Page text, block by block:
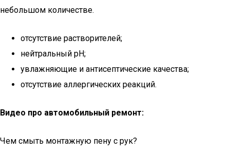
небольшом количестве.
отсутствие растворителей;
нейтральный pH;
увлажняющие и антисептические качества;
отсутствие аллергических реакций.
Видео про автомобильный ремонт:
Чем смыть монтажную пену с рук?